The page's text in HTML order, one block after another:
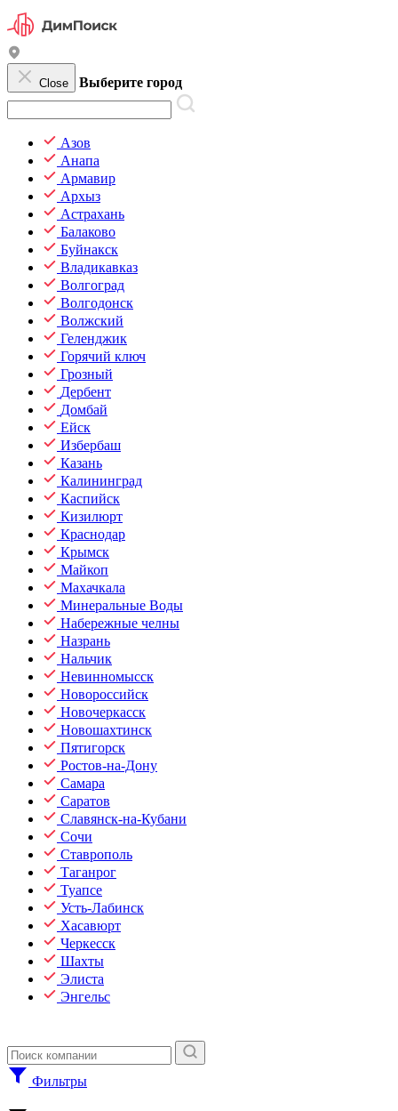
Close Выберите город
Азов
Анапа
Армавир
Архыз
Астрахань
Балаково
Буйнакск
Владикавказ
Волгоград
Волгодонск
Волжский
Геленджик
Горячий ключ
Грозный
Дербент
Домбай
Ейск
Избербаш
Казань
Калининград
Каспийск
Кизилюрт
Краснодар
Крымск
Майкоп
Махачкала
Минеральные Воды
Набережные челны
Назрань
Нальчик
Невинномысск
Новороссийск
Новочеркасск
Новошахтинск
Пятигорск
Ростов-на-Дону
Самара
Саратов
Славянск-на-Кубани
Сочи
Ставрополь
Таганрог
Туапсе
Усть-Лабинск
Хасавюрт
Черкесск
Шахты
Элиста
Энгельс
Фильтры